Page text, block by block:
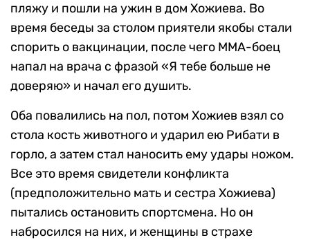
пляжу и пошли на ужин в дом Хожиева. Во
время беседы за столом приятели якобы стали
спорить о вакцинации, после чего ММА-боец
напал на врача с фразой «Я тебе больше не
доверяю» и начал его душить.
Оба повалились на пол, потом Хожиев взял со
стола кость животного и ударил ею Рибати в
горло, а затем стал наносить ему удары ножом.
Все это время свидетели конфликта
(предположительно мать и сестра Хожиева)
пытались остановить спортсмена. Но он
набросился на них, и женщины в страхе